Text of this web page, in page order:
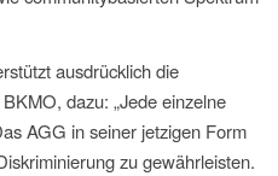
ausdrücklich die
dazu: „Jede einzelne
AGG in seiner jetzigen Form
zu gewährleisten.